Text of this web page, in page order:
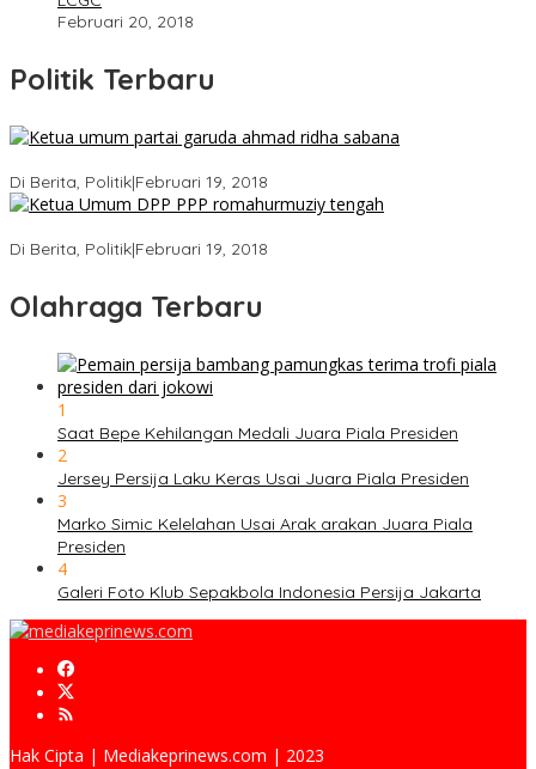
Februari 20, 2018
Politik Terbaru
Di Berita, Politik|Februari 19, 2018
Di Berita, Politik|Februari 19, 2018
Olahraga Terbaru
1
Saat Bepe Kehilangan Medali Juara Piala Presiden
2
Jersey Persija Laku Keras Usai Juara Piala Presiden
3
Marko Simic Kelelahan Usai Arak arakan Juara Piala
Presiden
4
Galeri Foto Klub Sepakbola Indonesia Persija Jakarta
Hak Cipta | Mediakeprinews.com | 2023